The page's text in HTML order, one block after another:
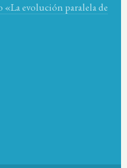
evolución paralela de